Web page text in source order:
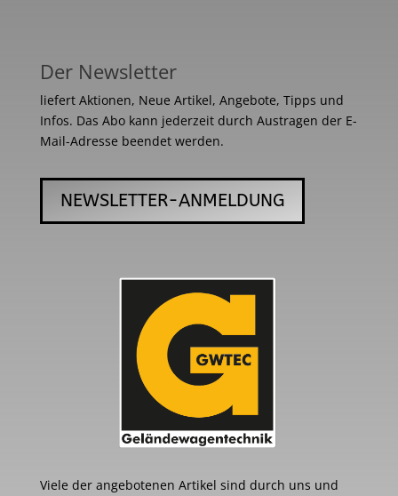
Der Newsletter
liefert Aktionen, Neue Artikel, Angebote, Tipps und
Infos. Das Abo kann jederzeit durch Austragen der E-
Mail-Adresse beendet werden.
NEWSLETTER-ANMELDUNG
Viele der angebotenen Artikel sind durch uns und